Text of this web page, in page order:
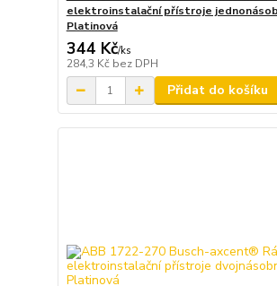
elektroinstalační přístroje
Platinová
344 Kč/ks
284,3 Kč bez DPH
Přidat do košíku